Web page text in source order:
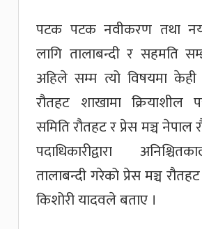
पटक पटक नवीकरण तथा
लागि तालाबन्दी र सहमति
अहिले सम्म त्यो विषयमा
रौतहट शाखामा क्रियाशील
समिति रौतहट र प्रेस मञ्च नेपाल
पदाधिकारीद्वारा
तालाबन्दी गरेको प्रेस मञ्च
किशोरी यादवले बताए ।